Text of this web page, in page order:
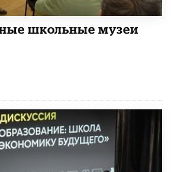
школьные музеи